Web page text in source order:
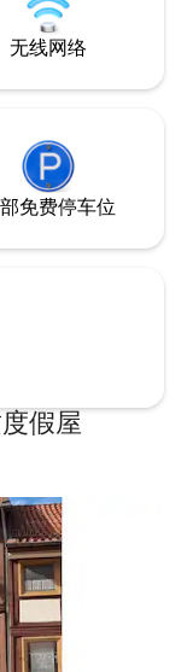
无线网络
免费停车位
假屋